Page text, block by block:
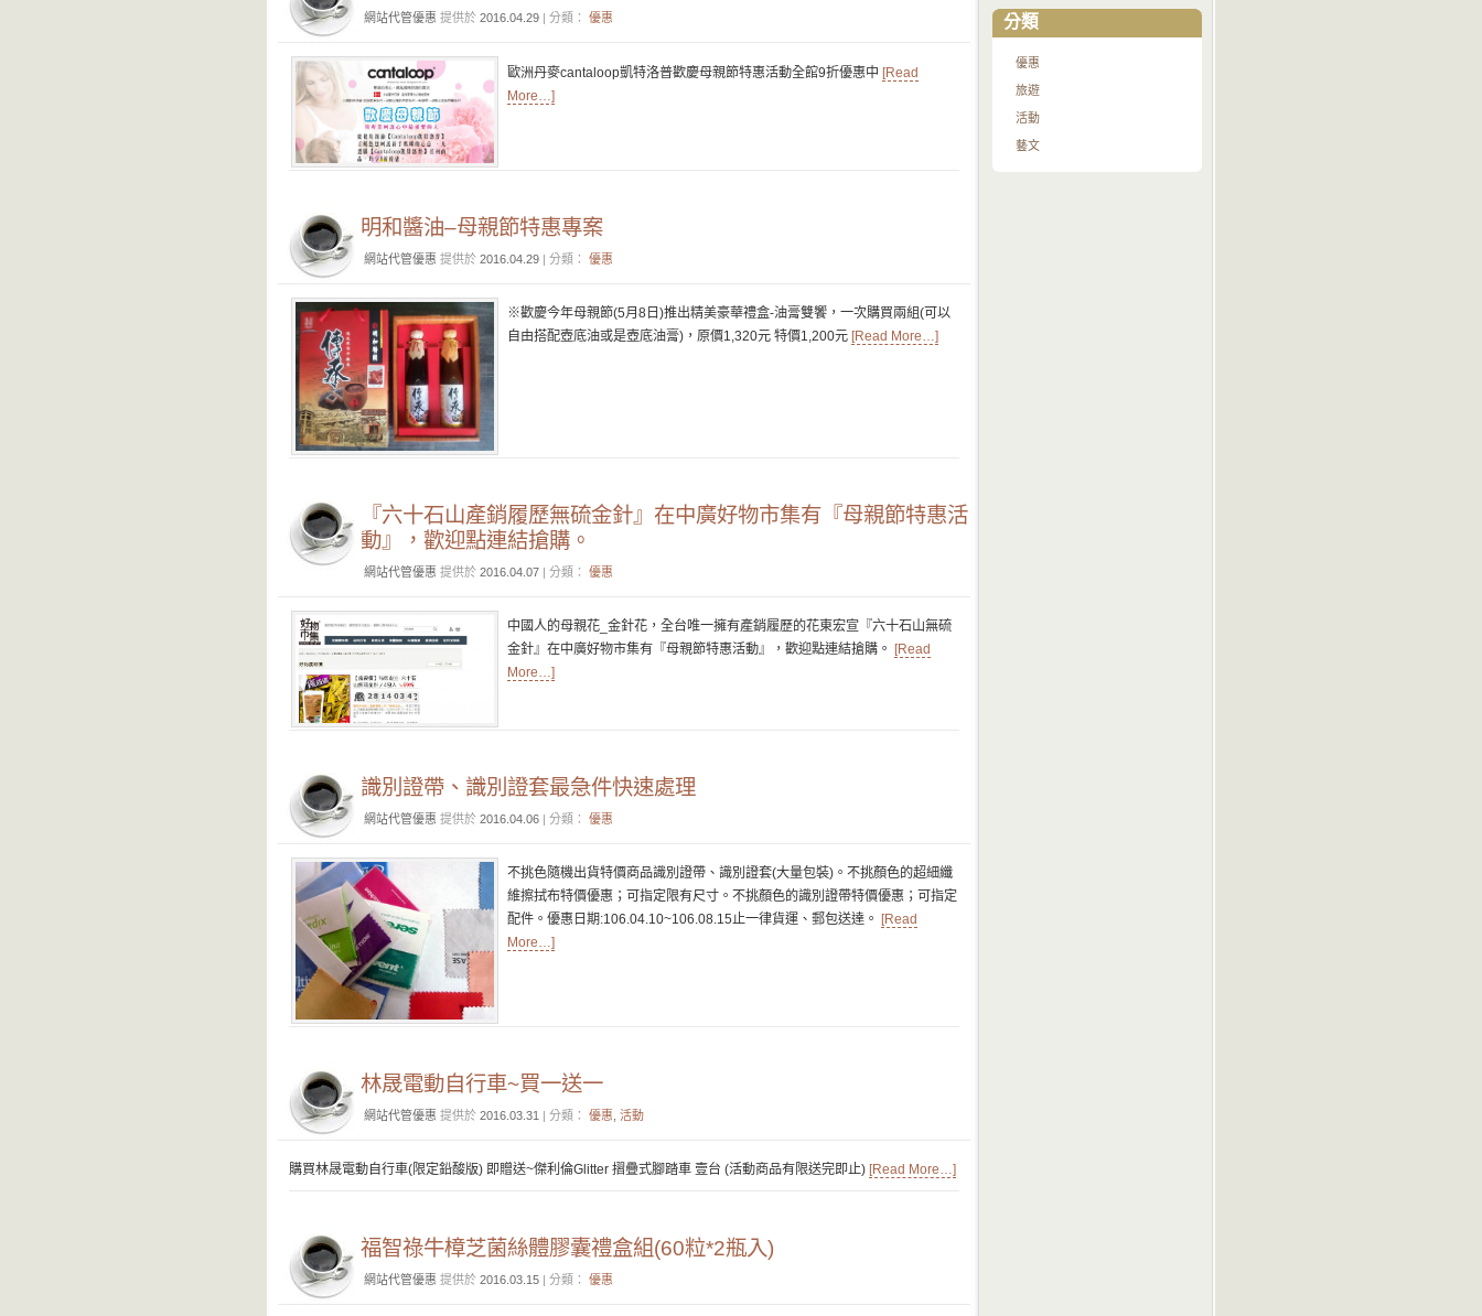
網站代管優惠 提供於 2016.04.29 | 分類： 優惠
歐洲丹麥cantaloop凱特洛普歡慶母親節特惠活動全館9折優惠中 [Read
More…]
明和醬油–母親節特惠專案
網站代管優惠 提供於 2016.04.29 | 分類： 優惠
※歡慶今年母親節(5月8日)推出精美豪華禮盒-油膏雙饗，一次購買兩組(可以
自由搭配壺底油或是壺底油膏)，原價1,320元 特價1,200元 [Read More…]
『六十石山產銷履歷無硫金針』在中廣好物市集有『母親節特惠活
動』，歡迎點連結搶購。
網站代管優惠 提供於 2016.04.07 | 分類： 優惠
中國人的母親花_金針花，全台唯一擁有產銷履歷的花東宏宣『六十石山無硫
金針』在中廣好物市集有『母親節特惠活動』，歡迎點連結搶購。
[Read
More…]
識別證帶、識別證套最急件快速處理
網站代管優惠 提供於 2016.04.06 | 分類： 優惠
不挑色隨機出貨特價商品識別證帶、識別證套(大量包裝)。不挑顏色的超細纖
維擦拭布特價優惠；可指定限有尺寸。不挑顏色的識別證帶特價優惠；可指定
配件。優惠日期:106.04.10~106.08.15止一律貨運、郵包送達。
[Read
More…]
林晟電動自行車~買一送一
網站代管優惠 提供於 2016.03.31 | 分類： 優惠 活動
購買林晟電動自行車(限定鉛酸版) 即贈送~傑利倫Glitter 摺疊式腳踏車 壹台 (活動商品有限送完即止) [Read More…]
福智祿牛樟芝菌絲體膠囊禮盒組(60粒*2瓶入)
網站代管優惠 提供於 2016.03.15 | 分類： 優惠
分類
優惠
旅遊
活動
藝文